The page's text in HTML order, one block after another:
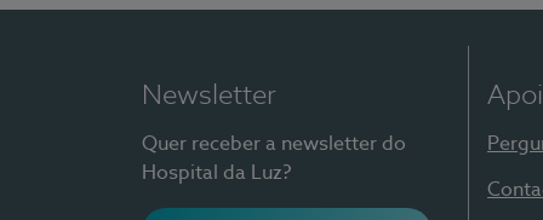
Newsletter
Quer receber a newsletter do
Hospital da Luz?